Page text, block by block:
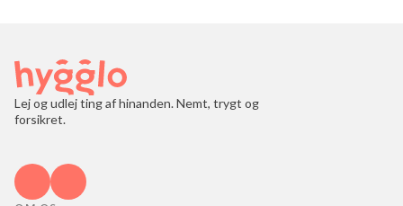
Lej og udlej ting af hinanden. Nemt, trygt og
forsikret.